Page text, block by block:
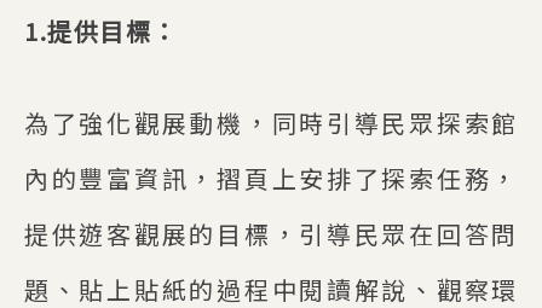
1.提供目標：
為了強化觀展動機，同時引導民眾探索館
內的豐富資訊，摺頁上安排了探索任務，
提供遊客觀展的目標，引導民眾在回答問
題、貼上貼紙的過程中閱讀解說、觀察環